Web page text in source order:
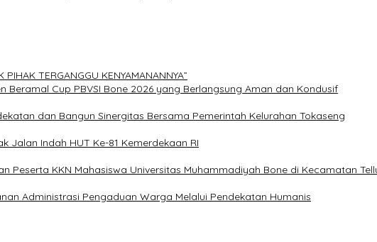
TERGANGGU KENYAMANANNYA”
Beramal Cup PBVSI Bone 2026 yang Berlangsung Aman dan Kondusif
dan Bangun Sinergitas Bersama Pemerintah Kelurahan Tokaseng
Jalan Indah HUT Ke-81 Kemerdekaan RI
Peserta KKN Mahasiswa Universitas Muhammadiyah Bone di Kecamatan
Administrasi Pengaduan Warga Melalui Pendekatan Humanis